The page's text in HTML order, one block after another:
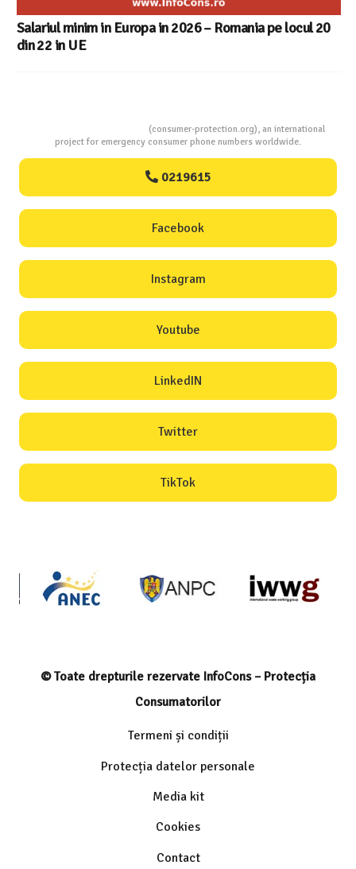
(consumer-protection.org), an international
project for emergency consumer phone numbers worldwide.
0219615
Facebook
Instagram
Youtube
LinkedIN
Twitter
TikTok
© Toate drepturile rezervate InfoCons – Protecția
Consumatorilor
Termeni și condiții
Protecția datelor personale
Media kit
Cookies
Contact